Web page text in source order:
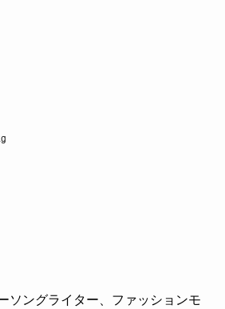
ソングライター、ファッションモ